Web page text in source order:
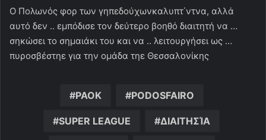
Ο Πολωνός φορ των γηπεδούχωνκαλυπτ΄ντνα, αλλά
αυτό δεν .. εμπόδισε τον δεύτερο βοηθό διαιτητή να …
σηκώσει το σημαιάκι του και να .. λειτουργήσει ως …
πυροσβέστηε για την ομάδα τηε Θεσσαλονίκης
PAOK PODOSFAIRO
SUPER LEAGUE ΔΙΑΙΤΗΣΊΑ